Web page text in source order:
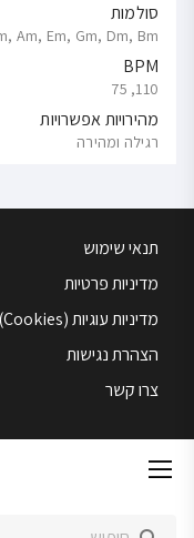
סולמות
Am, Em, Gm, Dm, Bm
BPM
110, 75
מהירויות אפשרויות
רגילה ומהירה
תנאי שימוש
מדיניות פרטיות
מדיניות עוגיות (Cookies)
הצהרת נגישות
צרו קשר